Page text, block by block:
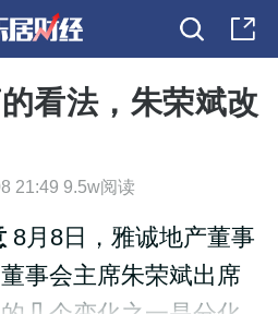
看法，朱荣斌改
21:49 9.5w阅读
8月8日，雅诚地产董事
事会主席朱荣斌出席